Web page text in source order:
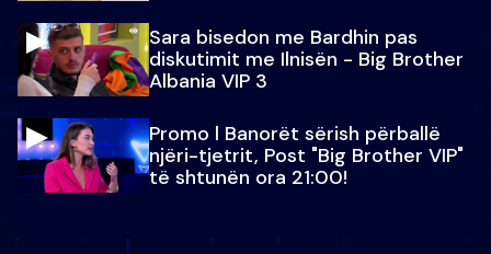
Sara bisedon me Bardhin pas
diskutimit me Ilnisën - Big Brother
Albania VIP 3
Promo l Banorët sërish përballë
njëri-tjetrit, Post "Big Brother VIP"
të shtunën ora 21:00!